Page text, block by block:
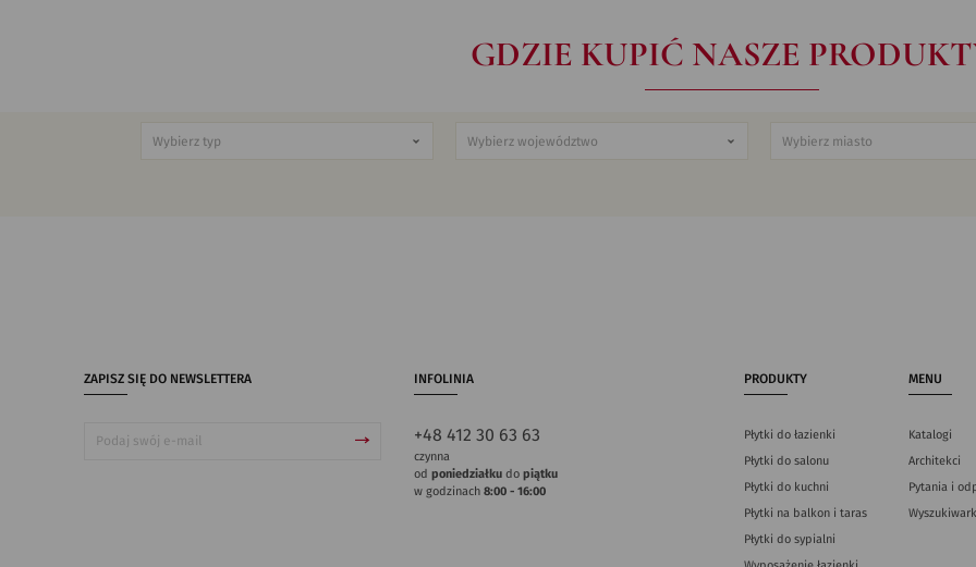
GDZIE KUPIĆ NASZE
ZAPISZ SIĘ DO NEWSLETTERA INFOLINIA
+48 412 30 63 63
czynna
od poniedziałkudo piątku
w godzinach 8:00 - 16:00
PRODUKTY
Płytki do łazienki
Płytki do salonu
Płytki do kuchni
Płytki na balkon i taras
Płytki do sypialni
MENU
Katalogi
Architekci
Pytania i